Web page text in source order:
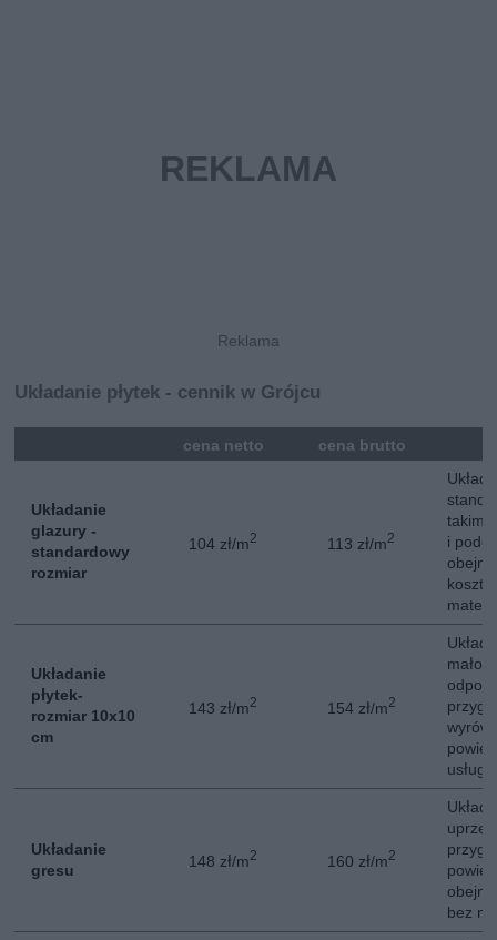
Układanie płytek - cennik w Grójcu
cena netto cena brutto
Układanie
glazury -
standardowy
rozmiar
104 zł/m2 113 zł/m2
takim
i
Układanie
płytek-
rozmiar 10x10
cm
143 zł/m2 154 zł/m2
Układanie
gresu
148 zł/m2 160 zł/m2
bez